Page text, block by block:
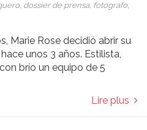
dossier de prensa, fotógrafo,
Marie Rose decidió abrir su
unos 3 años. Estilista,
brío un equipo de 5
Lire plus